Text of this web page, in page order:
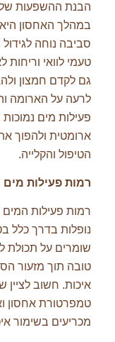
הבנת ההשפעות של
במהלך האחסון
סביבה נוחה
טעמי לוואי וריחות
גם לקדם חמצון
לרעה על הארומה
פעילות מים
ארומטית ולהפוך
הטיפול והקלייה.
רמות פעילות
שומרים על תכולת
טובה תוך מזעור
איכות. חשוב לציין
טמפרטורת אחסון
מכריעים בשימור